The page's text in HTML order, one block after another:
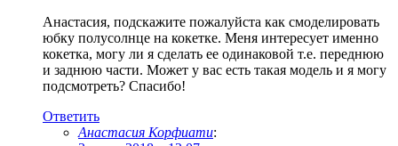
Анастасия, подскажите пожалуйста как смоделировать
юбку полусолнце на кокетке. Меня интересует именно
кокетка, могу ли я сделать ее одинаковой т.е. переднюю
и заднюю части. Может у вас есть такая модель и я могу
подсмотреть? Спасибо!
Ответить
Анастасия Корфиати: